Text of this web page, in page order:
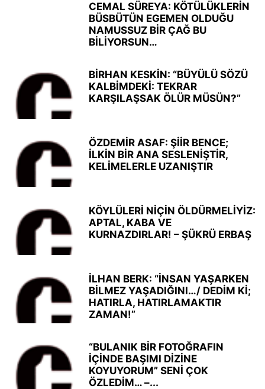
CEMAL SÜREYA: KÖTÜLÜKLERİN
BÜSBÜTÜN EGEMEN OLDUĞU
NAMUSSUZ BİR ÇAĞ BU
BİLİYORSUN…
BİRHAN KESKİN: “BÜYÜLÜ SÖZÜ
KALBİMDEKİ: TEKRAR
KARŞILAŞSAK ÖLÜR MÜSÜN?”
ÖZDEMİR ASAF: ŞİİR BENCE;
İLKİN BİR ANA SESLENİŞTİR,
KELİMELERLE UZANIŞTIR
KÖYLÜLERİ NİÇİN ÖLDÜRMELİYİZ:
APTAL, KABA VE
KURNAZDIRLAR! – ŞÜKRÜ ERBAŞ
İLHAN BERK: “İNSAN YAŞARKEN
BİLMEZ YAŞADIĞINI…/ DEDİM Kİ;
HATIRLA, HATIRLAMAKTIR
ZAMAN!”
“BULANIK BİR FOTOĞRAFIN
İÇİNDE BAŞIMI DİZİNE
KOYUYORUM” SENİ ÇOK
ÖZLEDİM… –...